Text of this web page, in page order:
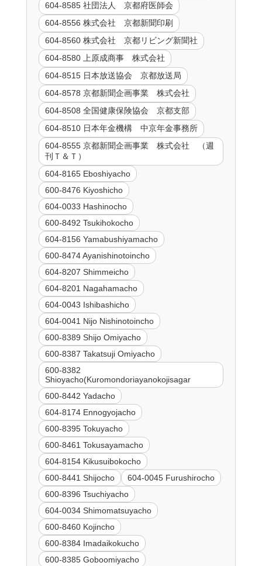
604-8585 社団法人 京都府医師会
604-8556 株式会社 京都新聞印刷
604-8560 株式会社 京都リビング新聞社
604-8580 上原成商事 株式会社
604-8515 日本放送協会 京都放送局
604-8578 京都新聞企画事業 株式会社
604-8508 全国健康保険協会 京都支部
604-8510 日本年金機構 中京年金事務所
604-8555 京都新聞企画事業 株式会社 （週
刊Ｔ＆Ｔ）
604-8165 Eboshiyacho
600-8476 Kiyoshicho
604-0033 Hashinocho
600-8492 Tsukihokocho
604-8156 Yamabushiyamacho
600-8474 Ayanishinotoincho
604-8207 Shimmeicho
604-8201 Nagahamacho
604-0043 Ishibashicho
604-0041 Nijo Nishinotoincho
600-8389 Shijo Omiyacho
600-8387 Takatsuji Omiyacho
600-8382
Shioyacho(Kuromondoriayanokojisagar
600-8442 Yadacho
604-8174 Ennogyojacho
600-8395 Tokuyacho
600-8461 Tokusayamacho
604-8154 Kikusuibokocho
600-8441 Shijocho
604-0045 Furushirocho
600-8396 Tsuchiyacho
604-0034 Shimomatsuyacho
600-8460 Kojincho
600-8384 Imadaikokucho
600-8385 Goboomiyacho